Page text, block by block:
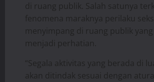
di ruang publik. Salah satunya
fenomena maraknya perilaku
menyimpang di ruang publik
menjadi perhatian.
“Segala aktivitas yang berada di
akan ditindak sesuai dengan